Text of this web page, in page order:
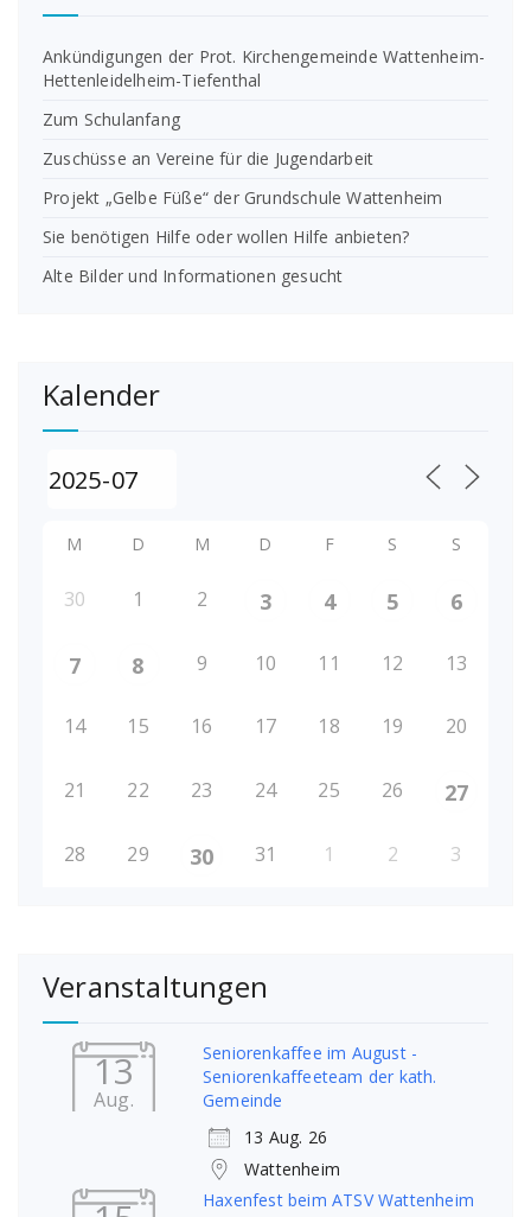
Ankündigungen der Prot. Kirchengemeinde Wattenheim-
Hettenleidelheim-Tiefenthal
Zum Schulanfang
Zuschüsse an Vereine für die Jugendarbeit
Projekt „Gelbe Füße“ der Grundschule Wattenheim
Sie benötigen Hilfe oder wollen Hilfe anbieten?
Alte Bilder und Informationen gesucht
Kalender
M D M D F S S
30 1 2 3 4 5 6
7 8 9 10 11 12 13
14 15 16 17 18 19 20
21 22 23 24 25 26 27
28 29 30 31 1 2 3
Veranstaltungen
13
Aug.
Seniorenkaffee im August -
Seniorenkaffeeteam der kath.
Gemeinde
13 Aug. 26
Wattenheim
Haxenfest beim ATSV Wattenheim